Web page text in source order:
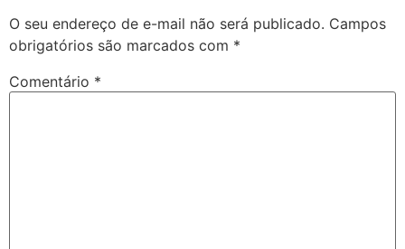
O seu endereço de e-mail não será publicado. Campos
obrigatórios são marcados com *
Comentário *